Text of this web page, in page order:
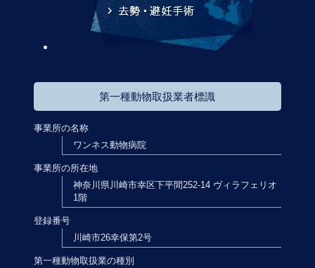
第一種動物取扱業者標識
事業所の名称
ワンネス動物病院
事業所の所在地
神奈川県川崎市幸区下平間252-14 ヴィラフェリオ
1階
登録番号
川崎市26幸保第2号
第一種動物取扱業の種別